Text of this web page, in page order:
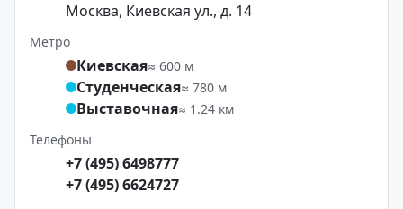
Москва, Киевская ул., д. 14
Метро
Киевская≈ 600 м
Студенческая≈ 780 м
Выставочная≈ 1.24 км
Телефоны
+7 (495) 6498777
+7 (495) 6624727